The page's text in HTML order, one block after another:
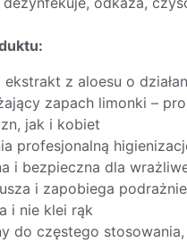
ekstrakt z aloesu o
zapach limonki –
jak i kobiet
profesjonalną
i bezpieczna dla
i zapobiega
i nie klei rąk
do częstego